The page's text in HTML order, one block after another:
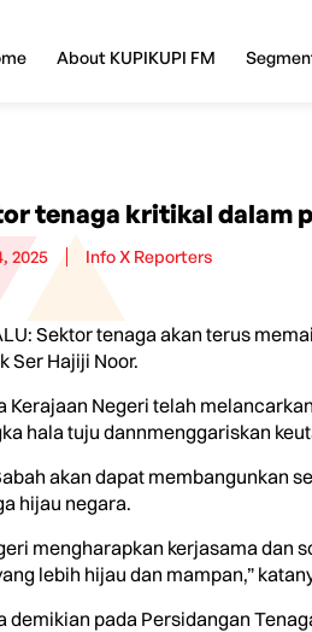
About KUPIKUPI FM
tenaga kritikal dalam
2025 Info X Reporters
Sektor tenaga akan terus
Ser Hajiji Noor.
Kerajaan Negeri telah
hala tuju dannmenggariskan
akan dapat membangunkan
hijau negara.
mengharapkan kerjasama dan
lebih hijau dan mampan,”
demikian pada Persidangan